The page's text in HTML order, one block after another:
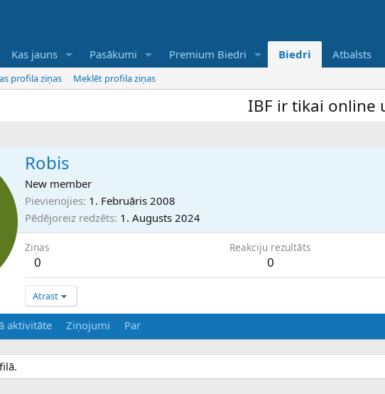
Kas jauns Pasākumi Premium Biedri Biedri Atbalsts
profila ziņas Meklēt profila ziņas
IBF ir tikai online
Robis
New member
Pievienojies 1. Februāris 2008
Pēdējoreiz redzēts 1. Augusts 2024
Ziņas
0
Reakciju rezultāts
0
Atrast
aktivitāte Ziņojumi Par